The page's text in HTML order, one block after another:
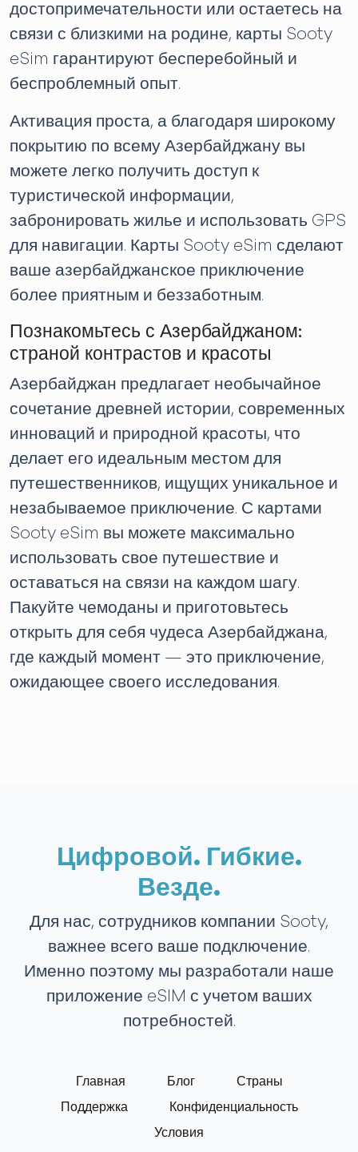
достопримечательности или остаетесь на
связи с близкими на родине, карты Sooty
eSim гарантируют бесперебойный и
беспроблемный опыт.
Активация проста, а благодаря широкому
покрытию по всему Азербайджану вы
можете легко получить доступ к
туристической информации,
забронировать жилье и использовать GPS
для навигации. Карты Sooty eSim сделают
ваше азербайджанское приключение
более приятным и беззаботным.
Познакомьтесь с Азербайджаном:
страной контрастов и красоты
Азербайджан предлагает необычайное
сочетание древней истории, современных
инноваций и природной красоты, что
делает его идеальным местом для
путешественников, ищущих уникальное и
незабываемое приключение. С картами
Sooty eSim вы можете максимально
использовать свое путешествие и
оставаться на связи на каждом шагу.
Пакуйте чемоданы и приготовьтесь
открыть для себя чудеса Азербайджана,
где каждый момент — это приключение,
ожидающее своего исследования.
Цифровой. Гибкие.
Везде.
Для нас, сотрудников компании Sooty,
важнее всего ваше подключение.
Именно поэтому мы разработали наше
приложение eSIM с учетом ваших
потребностей.
Главная Блог
Страны
Поддержка
Конфиденциальность
Условия